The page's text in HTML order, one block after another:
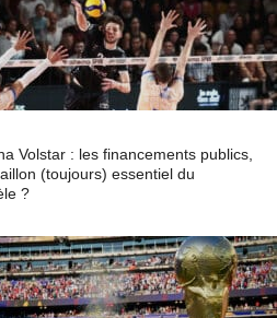
Volstar : les financements publics,
(toujours) essentiel du
?